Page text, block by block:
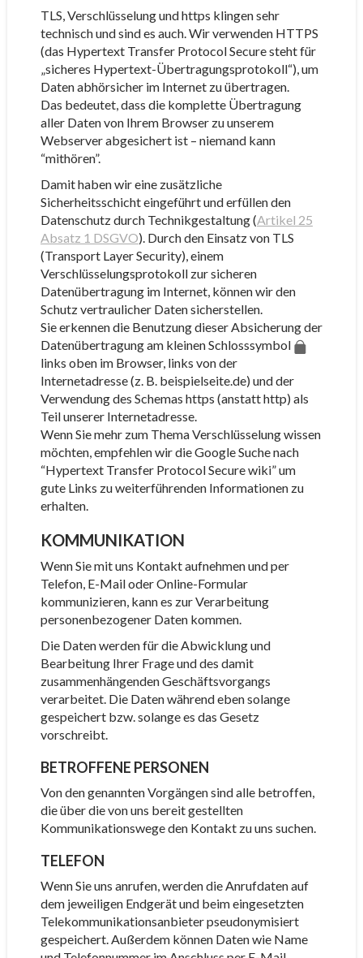
TLS, Verschlüsselung und https klingen sehr
technisch und sind es auch. Wir verwenden HTTPS
(das Hypertext Transfer Protocol Secure steht für
„sicheres Hypertext-Übertragungsprotokoll“), um
Daten abhörsicher im Internet zu übertragen.
Das bedeutet, dass die komplette Übertragung
aller Daten von Ihrem Browser zu unserem
Webserver abgesichert ist – niemand kann
“mithören”.
Damit haben wir eine zusätzliche
Sicherheitsschicht eingeführt und erfüllen den
Datenschutz durch Technikgestaltung (Artikel 25
Absatz 1 DSGVO). Durch den Einsatz von TLS
(Transport Layer Security), einem
Verschlüsselungsprotokoll zur sicheren
Datenübertragung im Internet, können wir den
Schutz vertraulicher Daten sicherstellen.
Sie erkennen die Benutzung dieser Absicherung der
Datenübertragung am kleinen Schlosssymbol
links oben im Browser, links von der
Internetadresse (z. B. beispielseite.de) und der
Verwendung des Schemas https (anstatt http) als
Teil unserer Internetadresse.
Wenn Sie mehr zum Thema Verschlüsselung wissen
möchten, empfehlen wir die Google Suche nach
“Hypertext Transfer Protocol Secure wiki” um
gute Links zu weiterführenden Informationen zu
erhalten.
KOMMUNIKATION
Wenn Sie mit uns Kontakt aufnehmen und per
Telefon, E-Mail oder Online-Formular
kommunizieren, kann es zur Verarbeitung
personenbezogener Daten kommen.
Die Daten werden für die Abwicklung und
Bearbeitung Ihrer Frage und des damit
zusammenhängenden Geschäftsvorgangs
verarbeitet. Die Daten während eben solange
gespeichert bzw. solange es das Gesetz
vorschreibt.
BETROFFENE PERSONEN
Von den genannten Vorgängen sind alle betroffen,
die über die von uns bereit gestellten
Kommunikationswege den Kontakt zu uns suchen.
TELEFON
Wenn Sie uns anrufen, werden die Anrufdaten auf
dem jeweiligen Endgerät und beim eingesetzten
Telekommunikationsanbieter pseudonymisiert
gespeichert. Außerdem können Daten wie Name